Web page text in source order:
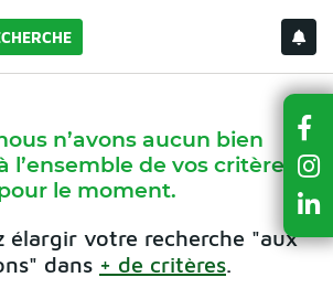
n’avons aucun bien
l’ensemble de vos critères
le moment.
élargir votre recherche "aux
dans + de critères.